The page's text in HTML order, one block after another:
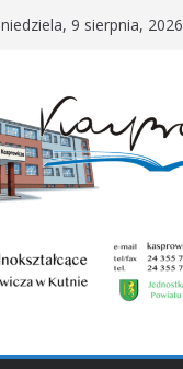
niedziela, 9 sierpnia, 2026